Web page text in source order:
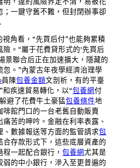
；一鍵守舊不難，但封閉辦事卻
視角看，“先買后付”也能夠累積
。“屬于花費貸形式的‘先買后
景聯合后正在加速擴大，隱藏的
忽。”內蒙古年夜學經濟治理學
員陳包養金額文剖析，有的平臺
和疾速貿易轉化，以“包養網付
避了花費牛土豪猛包養條件地
啡館門口的一台老舊自動販賣
痛苦的呻吟。金融在利率表露、
、數據報送等方面的監管請求包
合存款形式下，這些底層資產的
程一起配合銀行，包養網尤其是
弱的中小銀行，滲入至更普遍的